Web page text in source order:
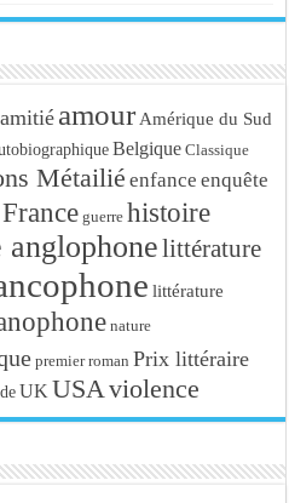
amitié amour Amérique du Sud
Belgique Classique
Métailié enfance enquête
France guerre histoire
littérature
littérature
nature
premier roman Prix littéraire
UK USA violence